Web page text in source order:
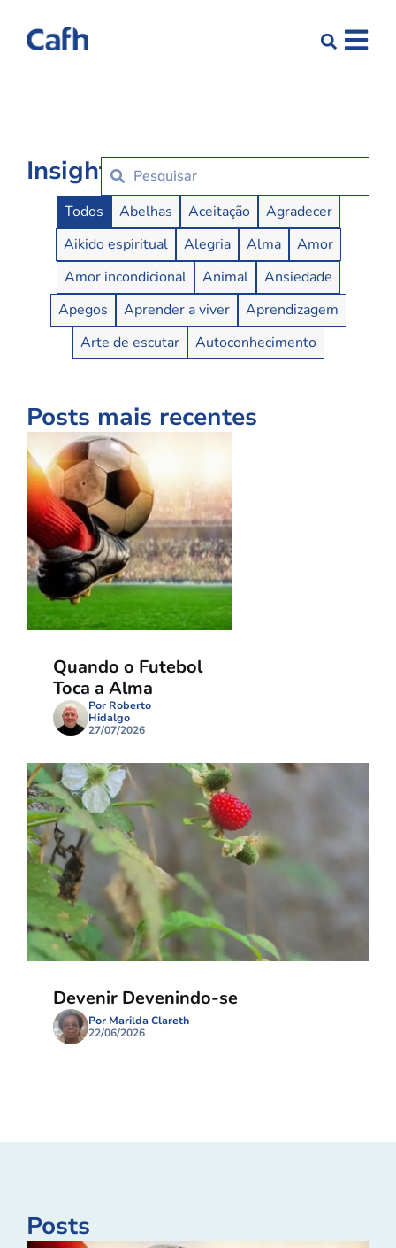
Insights
Insights Buttons
Todos Abelhas Aceitação
Agradecer
Aikido espiritual
Alegria Alma
Amor
Amor incondicional
Animal
Ansiedade
Apegos
Aprender a viver
Aprendizagem
Arte de escutar
Autoconhecimento
Posts mais recentes
Quando o Futebol
Toca a Alma
Por Roberto
Hidalgo
27/07/2026
Devenir Devenindo-se
Por Marilda Clareth
22/06/2026
Posts